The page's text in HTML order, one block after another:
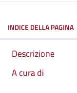
INDICE DELLA PAGINA
Descrizione
A cura di